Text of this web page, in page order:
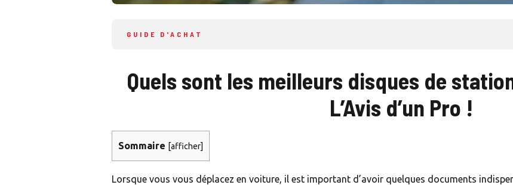
GUIDE D'ACHAT
Quels sont les meilleurs disques de
L’Avis d’un Pro !
Sommaire [afficher]
Lorsque vous vous déplacez en voiture, il est important d’avoir quelques documents